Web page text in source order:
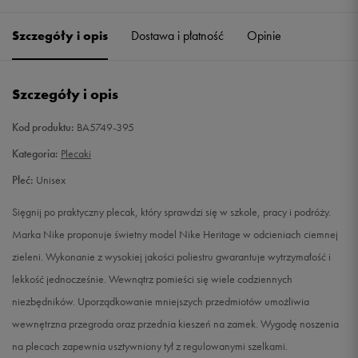
ONE SIZE Powiadom o dostępności
36/41
M Powiadom o dostępności
Szczegóły i opis Dostawa i płatność Opinie
Szczegóły i opis
Kod produktu: BA5749-395
Kategoria: Plecaki
Płeć: Unisex
Sięgnij po praktyczny plecak, który sprawdzi się w szkole, pracy i podróży.
Marka Nike proponuje świetny model Nike Heritage w odcieniach ciemnej
zieleni. Wykonanie z wysokiej jakości poliestru gwarantuje wytrzymałość i
lekkość jednocześnie. Wewnątrz pomieści się wiele codziennych
niezbędników. Uporządkowanie mniejszych przedmiotów umożliwia
wewnętrzna przegroda oraz przednia kieszeń na zamek. Wygodę noszenia
na plecach zapewnia usztywniony tył z regulowanymi szelkami.